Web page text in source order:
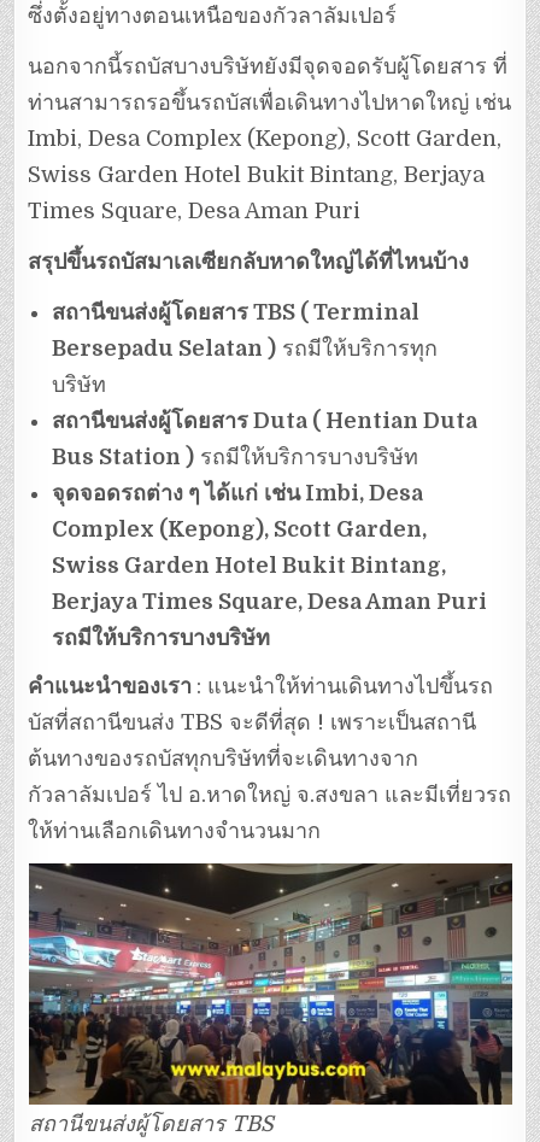
ซึ่งตั้งอยู่ทางตอนเหนือของกัวลาลัมเปอร์
นอกจากนี้รถบัสบางบริษัทยังมีจุดจอดรับผู้โดยสาร ที่
ท่านสามารถรอขึ้นรถบัสเพื่อเดินทางไปหาดใหญ่ เช่น
Imbi, Desa Complex (Kepong), Scott Garden,
Swiss Garden Hotel Bukit Bintang, Berjaya
Times Square, Desa Aman Puri
สรุปขึ้นรถบัสมาเลเซียกลับหาดใหญ่ได้ที่ไหนบ้าง
สถานีขนส่งผู้โดยสาร TBS ( Terminal
Bersepadu Selatan ) รถมีให้บริการทุก
บริษัท
สถานีขนส่งผู้โดยสาร Duta ( Hentian Duta
Bus Station ) รถมีให้บริการบางบริษัท
จุดจอดรถต่าง ๆ ได้แก่ เช่น Imbi, Desa
Complex (Kepong), Scott Garden,
Swiss Garden Hotel Bukit Bintang,
Berjaya Times Square, Desa Aman Puri
รถมีให้บริการบางบริษัท
คำแนะนำของเรา : แนะนำให้ท่านเดินทางไปขึ้นรถ
บัสที่สถานีขนส่ง TBS จะดีที่สุด ! เพราะเป็นสถานี
ต้นทางของรถบัสทุกบริษัทที่จะเดินทางจาก
กัวลาลัมเปอร์ ไป อ.หาดใหญ่ จ.สงขลา และมีเที่ยวรถ
ให้ท่านเลือกเดินทางจำนวนมาก
สถานีขนส่งผู้โดยสาร TBS